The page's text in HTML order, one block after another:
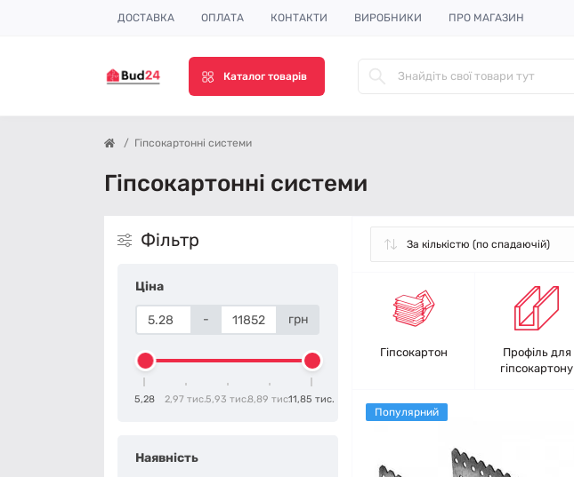
ДОСТАВКА ОПЛАТА КОНТАКТИ ВИРОБНИКИ ПРО МАГАЗИН
Каталог товарів
Гіпсокартонні системи
Гіпсокартонні системи
Фільтр
Ціна
- грн
5,28 2,97 тис.5,93 тис.8,89 тис.11,85 тис.
Наявність
Гіпсокартон
Профіль для
гіпсокартону
Популярний